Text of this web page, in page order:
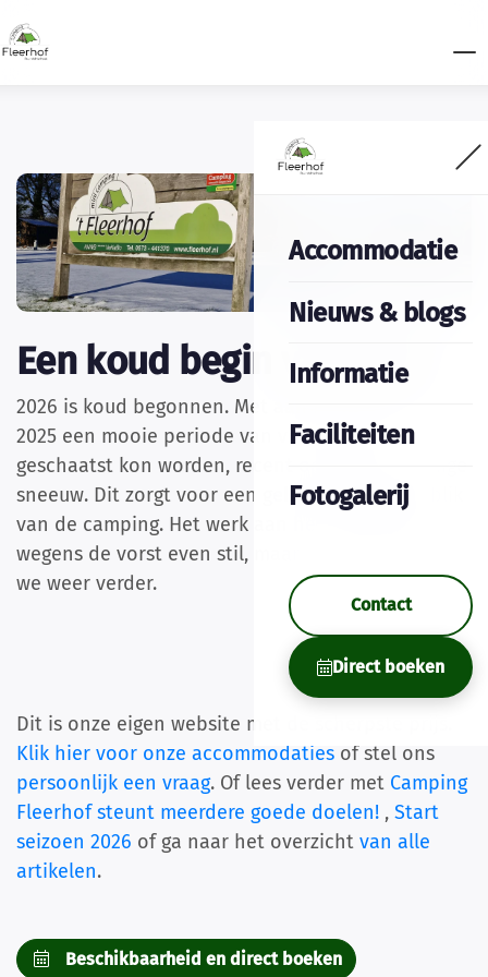
Accommodatie
Nieuws & blogs
Informatie
Faciliteiten
Fotogalerij
Contact
Direct boeken
Een koud begin van 2026
2026 is koud begonnen. Met aan het eind van
2025 een mooie periode van vorst zodat er
geschaatst kon worden, recent ook nog de nodige
sneeuw. Dit zorgt voor een geheel andere aanblik
van de camping. Het werk aan het sanitair ligt
wegens de vorst even stil, maar binnenkort gaan
we weer verder.
Dit is onze eigen website met de scherpste prijs.
Klik hier voor onze accommodaties of stel ons
persoonlijk een vraag. Of lees verder met Camping
Fleerhof steunt meerdere goede doelen! , Start
seizoen 2026 of ga naar het overzicht van alle
artikelen.
Beschikbaarheid en direct boeken